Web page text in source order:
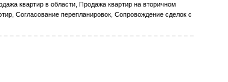
квартир в области, Продажа квартир на вторичном
Согласование перепланировок, Сопровождение сделок с